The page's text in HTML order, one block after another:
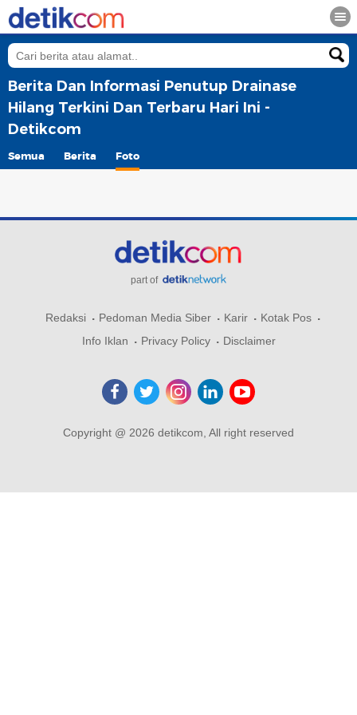
Berita Dan Informasi Penutup Drainase
Hilang Terkini Dan Terbaru Hari Ini -
Detikcom
Semua Berita Foto
part of
Redaksi Pedoman Media Siber Karir
Kotak Pos
Info Iklan
Privacy Policy Disclaimer
Copyright @ 2026 detikcom, All right reserved